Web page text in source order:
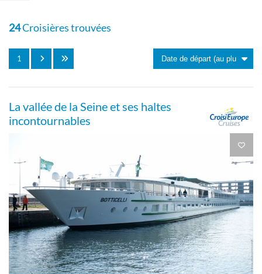
LIT SUR LE PONT SUPERIEUR POUR
PERSONNE HANDICAPEE-[B_PMR_PS]
Extérieure
24Croisières trouvées
1
La vallée de la Seine et ses haltes
incontournables